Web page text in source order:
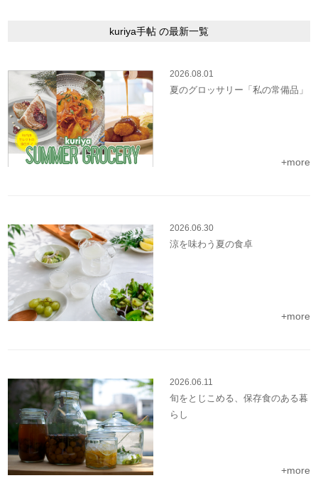
kuriya手帖 の最新一覧
2026.08.01
夏のグロッサリー「私の常備品」
+more
2026.06.30
涼を味わう夏の食卓
+more
2026.06.11
旬をとじこめる、保存食のある暮
らし
+more